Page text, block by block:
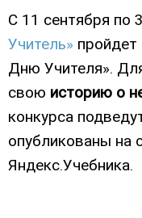
С 11 сентября по
Учитель» пройдет
Дню Учителя».
свою историю о
конкурса
опубликованы на
Яндекс.Учебника.